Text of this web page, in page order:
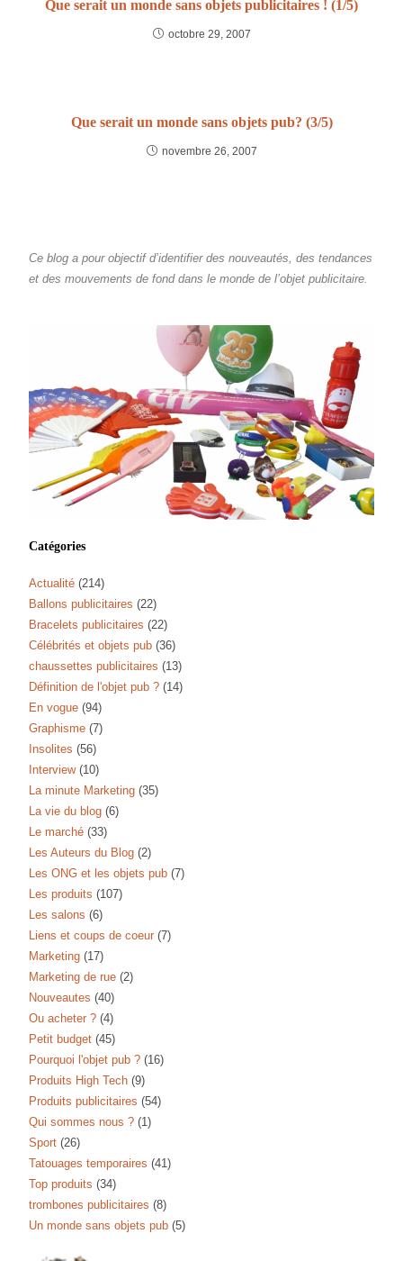
Que serait un monde sans objets publicitaires ! (1/5)
octobre 29, 2007
Que serait un monde sans objets pub? (3/5)
novembre 26, 2007
Ce blog a pour objectif d’identifier des nouveautés, des tendances
et des mouvements de fond dans le monde de l’objet publicitaire.
Catégories
Actualité (214)
Ballons publicitaires (22)
Bracelets publicitaires (22)
Célébrités et objets pub (36)
chaussettes publicitaires (13)
Définition de l'objet pub ? (14)
En vogue (94)
Graphisme (7)
Insolites (56)
Interview (10)
La minute Marketing (35)
La vie du blog (6)
Le marché (33)
Les Auteurs du Blog (2)
Les ONG et les objets pub (7)
Les produits (107)
Les salons (6)
Liens et coups de coeur (7)
Marketing (17)
Marketing de rue (2)
Nouveautes (40)
Ou acheter ? (4)
Petit budget (45)
Pourquoi l'objet pub ? (16)
Produits High Tech (9)
Produits publicitaires (54)
Qui sommes nous ? (1)
Sport (26)
Tatouages temporaires (41)
Top produits (34)
trombones publicitaires (8)
Un monde sans objets pub (5)